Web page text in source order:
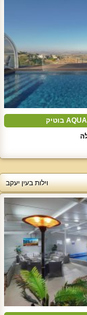
וילות בעין יעקב